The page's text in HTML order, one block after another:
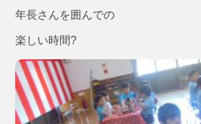
年長さんを囲んでの
楽しい時間?